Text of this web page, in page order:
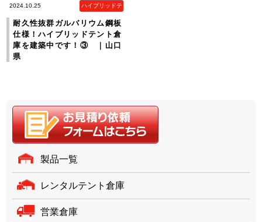
2024.10.25
ハイブリッドテ
耐久性抜群ガルバリウム鋼板
仕様！ハイブリッドテント倉
庫を建築中です！③ ｜山口
県
製品一覧
レンタルテント倉庫
営業倉庫